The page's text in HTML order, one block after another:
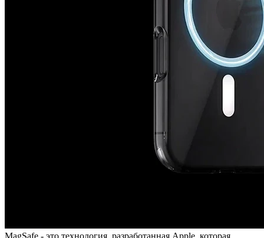
MagSafe - это технология, разработанная Apple, которая